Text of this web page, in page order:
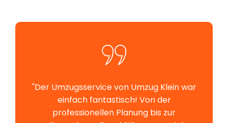
"Der Umzugsservice von Umzug Klein war
einfach fantastisch! Von der
professionellen Planung bis zur